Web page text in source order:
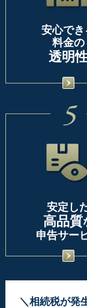
安心でき
料金の
透明
5
安定し
高品質
申告サー
＼相続税が発